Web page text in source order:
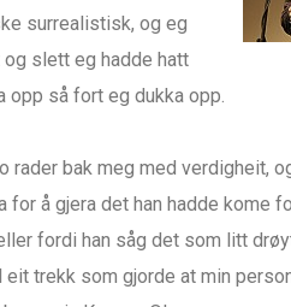
surrealistisk, og eg
slett eg hadde hatt
opp så fort eg dukka opp.
rader bak meg med verdigheit,
å gjera det han hadde kome
fordi han såg det som litt
trekk som gjorde at min